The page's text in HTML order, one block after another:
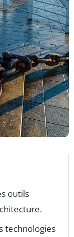
outils
technologies